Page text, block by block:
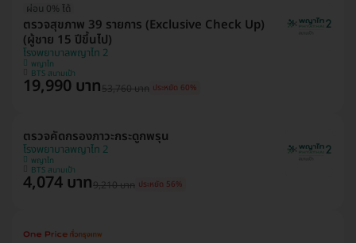
ผ่อน 0% ได้
ตรวจสุขภาพ 39 รายการ (Exclusive Check Up)
(ผู้ชาย 15 ปีขึ้นไป)
โรงพยาบาลพญาไท 2
พญาไท
BTS สนามเป้า
19,990 บาท53,760 บาท ประหยัด 60%
ตรวจคัดกรองภาวะกระดูกพรุน
โรงพยาบาลพญาไท 2
พญาไท
BTS สนามเป้า
4,074 บาท9,210 บาท ประหยัด 56%